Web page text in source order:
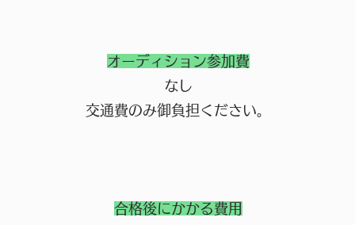
オーディション参加費
なし
交通費のみ御負担ください。
合格後にかかる費用